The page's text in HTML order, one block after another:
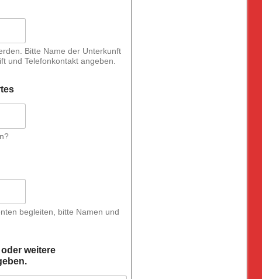
Bitte Name der Unterkunft
und Telefonkontakt angeben.
begleiten, bitte Namen und
weitere